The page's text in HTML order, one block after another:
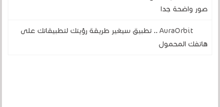
صور واضحة جدا
AuraOrbit .. تطبيق سيغير طريقة رؤيتك لتطبيقاتك على
هاتفك المحمول